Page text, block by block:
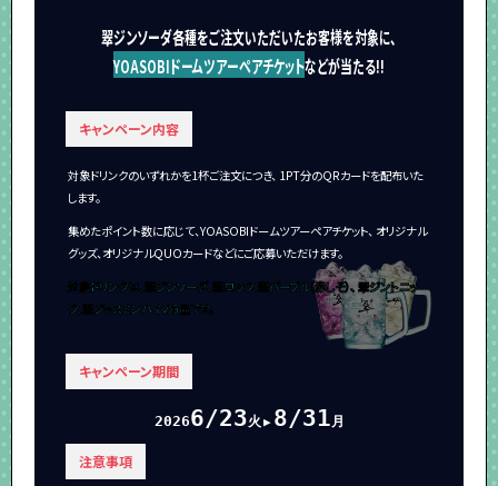
翠ジンソーダ各種をご注文いただいたお客様を対象に、
YOASOBIドームツアーペアチケットなどが当たる!!
キャンペーン内容
対象ドリンクのいずれかを1杯ご注文につき、 1PT分のQRカードを配布いた
します。
集めたポイント数に応じて、YOASOBIドームツアーペアチケット、 オリジナル
グッズ、オリジナルQUOカードなどにご応募いただけます。
対象ドリンクは、翠ジンソーダ、翠ロック、翠パープル（赤しそ）、 翠ジントニッ
ク、翠ジャスミンハイの5品です。
キャンペーン期間
20266/23火 ▶ 8/31月
注意事項